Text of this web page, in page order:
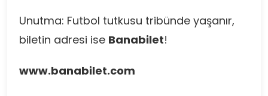
Unutma: Futbol tutkusu tribünde yaşanır,
biletin adresi ise Banabilet!
www.banabilet.com